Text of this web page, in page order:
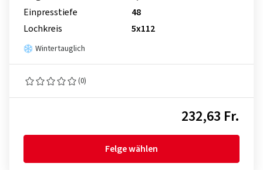
Einpresstiefe
48
Lochkreis
5x112
Wintertauglich
(0)
232,63 Fr.
Felge wählen